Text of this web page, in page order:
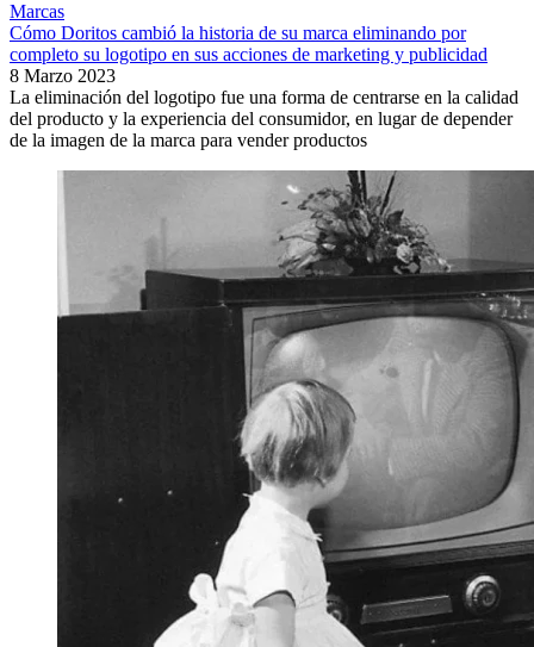
Marcas
Cómo Doritos cambió la historia de su marca eliminando por
completo su logotipo en sus acciones de marketing y publicidad
8 Marzo 2023
La eliminación del logotipo fue una forma de centrarse en la calidad
del producto y la experiencia del consumidor, en lugar de depender
de la imagen de la marca para vender productos